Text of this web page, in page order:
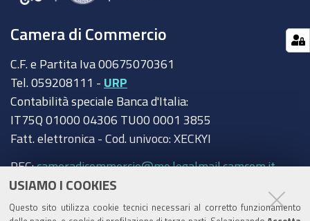
USIAMO I COOKIES
Questo sito utilizza cookie tecnici necessari al corretto funzionamento
Camera di Commercio
C.F. e Partita Iva 00675070361
Tel. 059208111 - URP
Contabilità speciale Banca d'Italia:
IT75Q 01000 04306 TU00 0001 3855
Fatt. elettronica - Cod. univoco: XECKYI
PEC:cameradicommercio@mo.legalmail.camcom.it
Trasparenza